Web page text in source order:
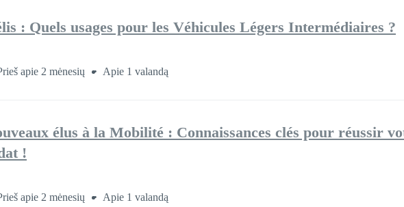
: Quels usages pour les Véhicules Légers Intermédiaires ?
apie 2 mėnesių Apie 1 valandą
élus à la Mobilité : Connaissances clés pour réussir
!
apie 2 mėnesių Apie 1 valandą